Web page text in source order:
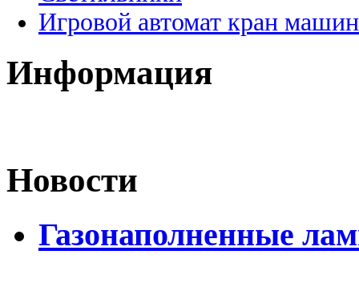
Игровой автомат кран
Информация
Новости
Газонаполненные